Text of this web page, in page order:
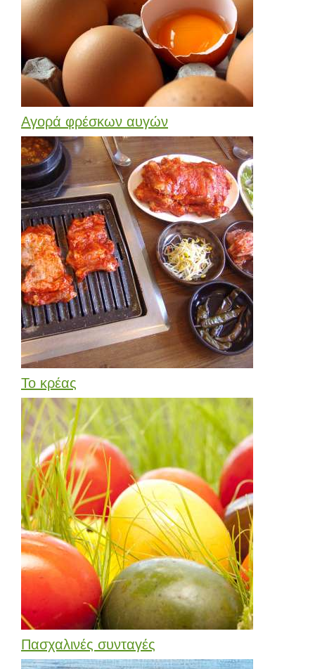
Αγορά φρέσκων αυγών
Το κρέας
Πασχαλινές συνταγές